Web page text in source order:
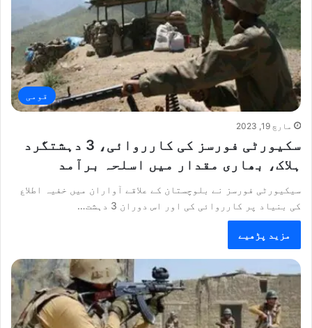
قومی
مارچ 19, 2023
سکیورٹی فورسز کی کارروائی، 3 دہشتگرد
ہلاک، بھاری مقدار میں اسلحہ برآمد
سیکیورٹی فورسز نے بلوچستان کے علاقے آواران میں خفیہ اطلاع
کی بنیاد پر کارروائی کی اور اس دوران 3 دہشت…
مزید پڑھیے